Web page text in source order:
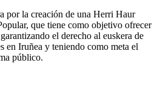
por la creación de una Herri Haur
que tiene como objetivo ofrecer
el derecho al euskera de
en Iruñea y teniendo como meta el
público.